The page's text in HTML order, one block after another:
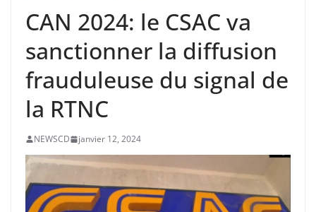
CAN 2024: le CSAC va
sanctionner la diffusion
frauduleuse du signal de
la RTNC
NEWSCD janvier 12, 2024